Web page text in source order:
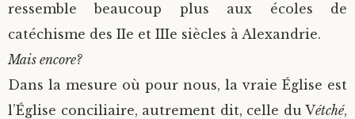
ressemble beaucoup plus aux écoles de
catéchisme des IIe et IIIe siècles à Alexandrie.
Mais encore?
Dans la mesure où pour nous, la vraie Église est
l’Église conciliaire, autrement dit, celle du Vétché,